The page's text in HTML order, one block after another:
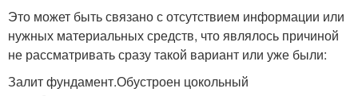
Это может быть связано с отсутствием информации или
нужных материальных средств, что являлось причиной
не рассматривать сразу такой вариант или уже были:
Залит фундамент.Обустроен цокольный